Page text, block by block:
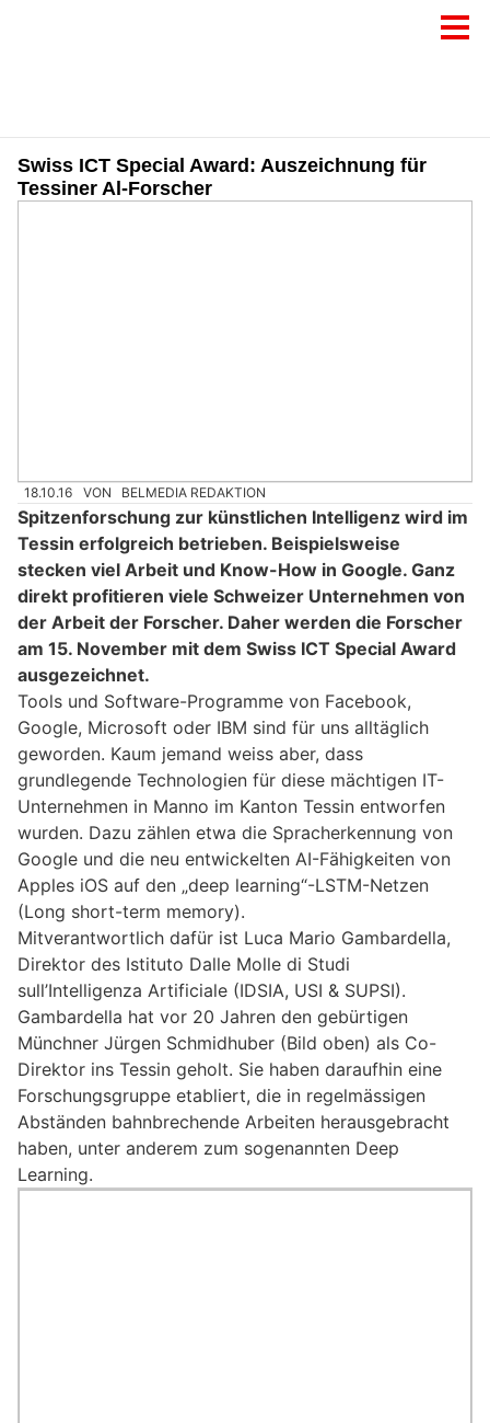
Swiss ICT Special Award: Auszeichnung für
Tessiner Al-Forscher
18.10.16 VON BELMEDIA REDAKTION
Spitzenforschung zur künstlichen Intelligenz wird im
Tessin erfolgreich betrieben. Beispielsweise
stecken viel Arbeit und Know-How in Google. Ganz
direkt profitieren viele Schweizer Unternehmen von
der Arbeit der Forscher. Daher werden die Forscher
am 15. November mit dem Swiss ICT Special Award
ausgezeichnet.
Tools und Software-Programme von Facebook,
Google, Microsoft oder IBM sind für uns alltäglich
geworden. Kaum jemand weiss aber, dass
grundlegende Technologien für diese mächtigen IT-
Unternehmen in Manno im Kanton Tessin entworfen
wurden. Dazu zählen etwa die Spracherkennung von
Google und die neu entwickelten AI-Fähigkeiten von
Apples iOS auf den „deep learning“-LSTM-Netzen
(Long short-term memory).
Mitverantwortlich dafür ist Luca Mario Gambardella,
Direktor des Istituto Dalle Molle di Studi
sull’Intelligenza Artificiale (IDSIA, USI & SUPSI).
Gambardella hat vor 20 Jahren den gebürtigen
Münchner Jürgen Schmidhuber (Bild oben) als Co-
Direktor ins Tessin geholt. Sie haben daraufhin eine
Forschungsgruppe etabliert, die in regelmässigen
Abständen bahnbrechende Arbeiten herausgebracht
haben, unter anderem zum sogenannten Deep
Learning.